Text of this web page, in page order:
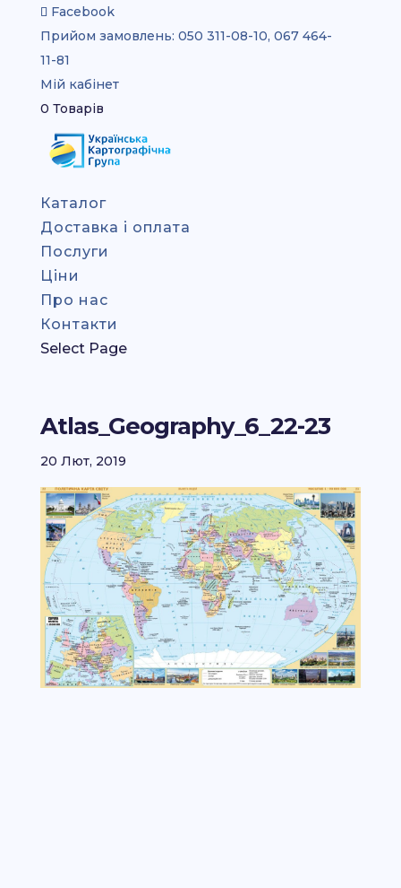
Facebook
Прийом замовлень: 050 311-08-10, 067 464-
11-81
Мій кабінет
0 Товарів
Каталог
Доставка і оплата
Послуги
Ціни
Про нас
Контакти
Select Page
Atlas_Geography_6_22-23
20 Лют, 2019